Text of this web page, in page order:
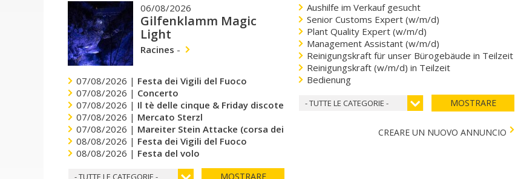
06/08/2026
Gilfenklamm Magic
Light
Racines -
07/08/2026 | Festa dei Vigili del Fuoco
07/08/2026 | Concerto
07/08/2026 | Il tè delle cinque & Friday discoteca del cuore
07/08/2026 | Mercato Sterzl
07/08/2026 | Mareiter Stein Attacke (corsa dei bambini)
08/08/2026 | Festa dei Vigili del Fuoco
08/08/2026 | Festa del volo
- TUTTE LE CATEGORIE - MOSTRARE
Aushilfe im Verkauf gesucht
Senior Customs Expert (w/m/d)
Plant Quality Expert (w/m/d)
Management Assistant (w/m/d)
Reinigungskraft für unser Bürogebäude in Teilzeit
Reinigungskraft (w/m/d) in Teilzeit
Bedienung
- TUTTE LE CATEGORIE - MOSTRARE
CREARE UN NUOVO ANNUNCIO